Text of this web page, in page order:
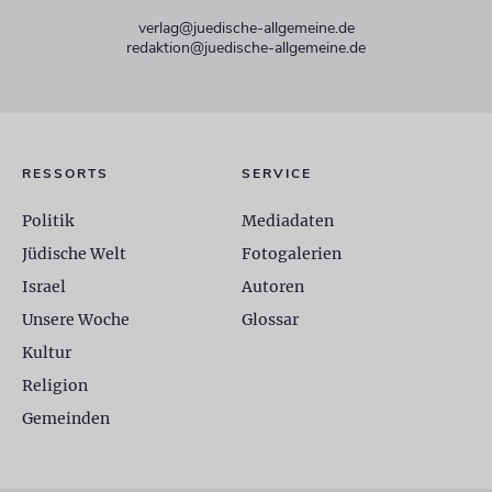
verlag@juedische-allgemeine.de
redaktion@juedische-allgemeine.de
RESSORTS
Politik
Jüdische Welt
Israel
Unsere Woche
Kultur
Religion
Gemeinden
SERVICE
Mediadaten
Fotogalerien
Autoren
Glossar